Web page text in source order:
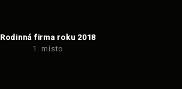
Rodinná firma roku 2018
1. místo